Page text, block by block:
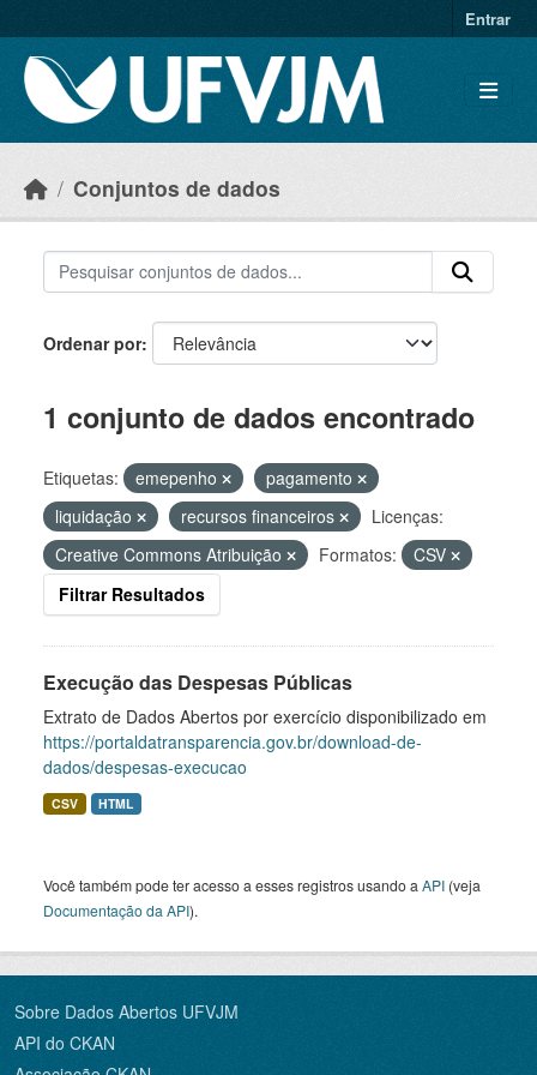
Entrar
Conjuntos de dados
Ordenar por
1 conjunto de dados encontrado
Etiquetas: emepenho
pagamento
liquidação
recursos financeiros
Licenças:
Creative Commons Atribuição
Formatos:
CSV
Filtrar Resultados
Execução das Despesas Públicas
Extrato de Dados Abertos por exercício disponibilizado em
https://portaldatransparencia.gov.br/download-de-
dados/despesas-execucao
CSV HTML
Você também pode ter acesso a esses registros usando a API (veja
Documentação da API).
Sobre Dados Abertos UFVJM
API do CKAN